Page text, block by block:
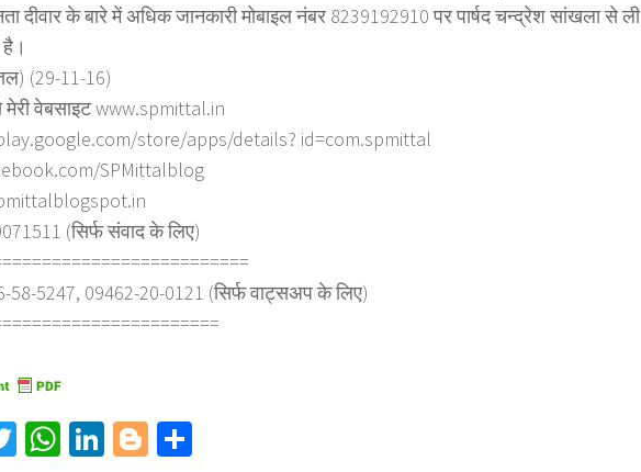
दीवार के बारे में अधिक जानकारी मोबाइल नंबर 8239192910 पर पार्षद चन्द्रेश सांखला से ली
(29-11-16)
मेरी वेबसाइट www.spmittal.in
store/apps/details? id=com.spmittal
SPMittalblog
(सिर्फ संवाद के लिए)
58-5247, 09462-20-0121 (सिर्फ वाट्सअप के लिए)
TwitterWhatsApp
LinkedIn
Blogger